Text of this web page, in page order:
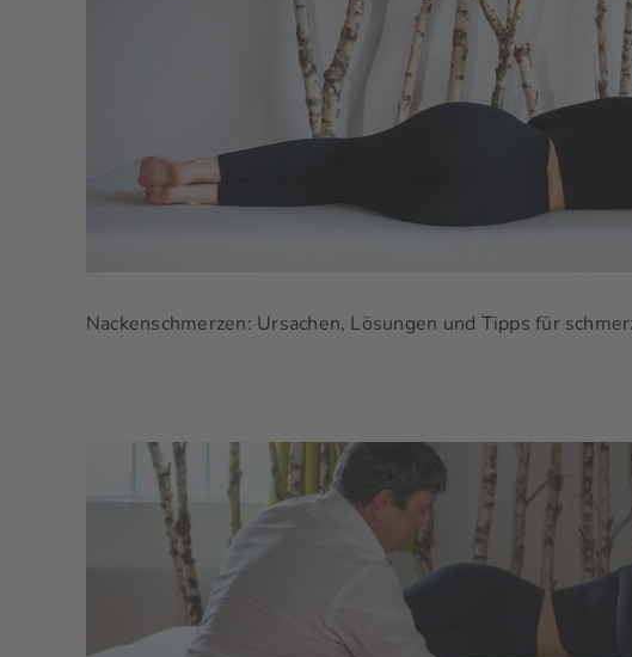
Nackenschmerzen: Ursachen, Lösungen und Tipps für